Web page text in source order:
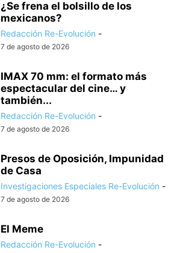
¿Se frena el bolsillo de los
mexicanos?
Redacción Re-Evolución -
7 de agosto de 2026
IMAX 70 mm: el formato más
espectacular del cine… y
también...
Redacción Re-Evolución -
7 de agosto de 2026
Presos de Oposición, Impunidad
de Casa
Investigaciones Especiales Re-Evolución -
7 de agosto de 2026
El Meme
Redacción Re-Evolución -